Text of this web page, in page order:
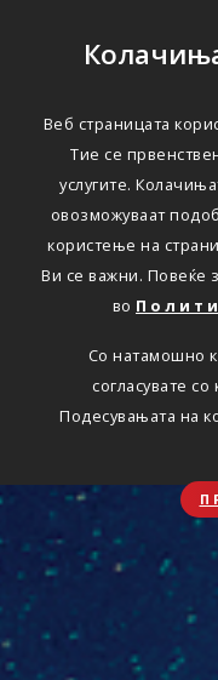
Веб страницата
Тие се
услугите.
овозможуваат
користење на
Ви се важни. Повеќе
во
Со натамошно
согласувате
Подесувањата на